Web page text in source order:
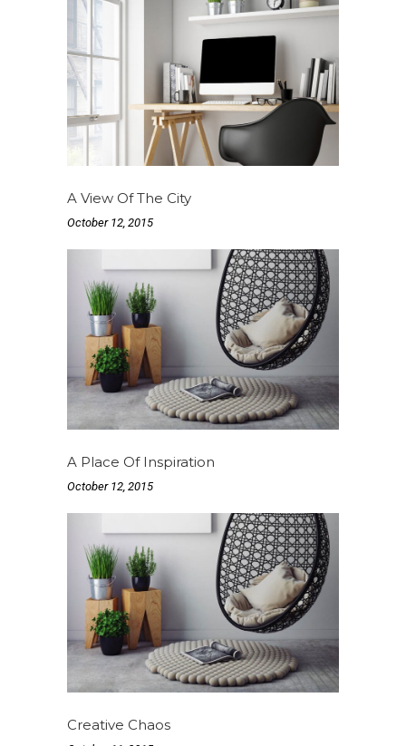
A View Of The City
October 12, 2015
A Place Of Inspiration
October 12, 2015
Creative Chaos